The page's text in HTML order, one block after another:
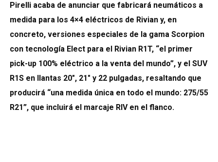
Pirelli acaba de anunciar que fabricará neumáticos a
medida para los 4×4 eléctricos de Rivian y, en
concreto, versiones especiales de la gama Scorpion
con tecnología Elect para el Rivian R1T, “el primer
pick-up 100% eléctrico a la venta del mundo”, y el SUV
R1S en llantas 20″, 21″ y 22 pulgadas, resaltando que
producirá “una medida única en todo el mundo: 275/55
R21”, que incluirá el marcaje RIV en el flanco.